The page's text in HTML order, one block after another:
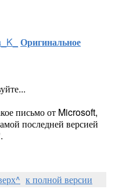
Оригинальное
письмо от Microsoft,
последней версией
к полной версии